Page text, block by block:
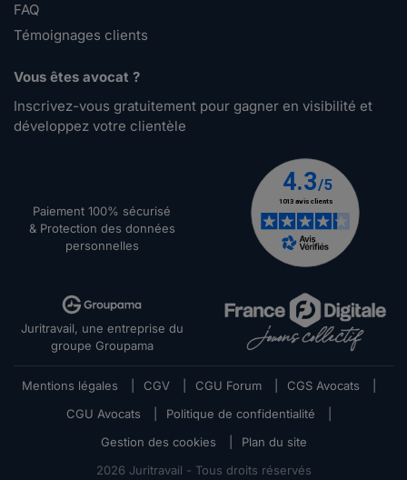
FAQ
Témoignages clients
Vous êtes avocat ?
Inscrivez-vous gratuitement pour gagner en visibilité et
développez votre clientèle
Paiement 100% sécurisé
& Protection des données
personnelles
Juritravail, une entreprise du
groupe Groupama
Mentions légales CGV CGU Forum CGS Avocats
CGU Avocats
Politique de confidentialité
Gestion des cookies
Plan du site
2026 Juritravail - Tous droits réservés